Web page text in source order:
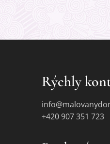
Rýchly
+420 907 351 723